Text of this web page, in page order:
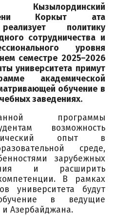
Кызылординский
Коркыт ата
политику
сотрудничества и
уровня
семестре 2025–2026
университета примут
академической
обучение в
заведениях.
программы
возможность
опыт в
среде,
зарубежных
и расширить
В рамках
университета будут
в ведущие
Азербайджана.